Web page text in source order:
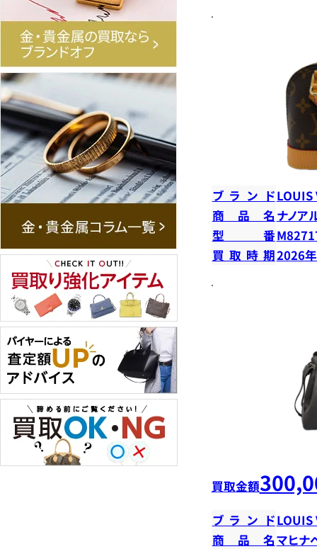
ブランドLOUIS
商品名 ナノア
型番
買取時期2026
買取金額
ブランドLOUIS
商品名マヒナ